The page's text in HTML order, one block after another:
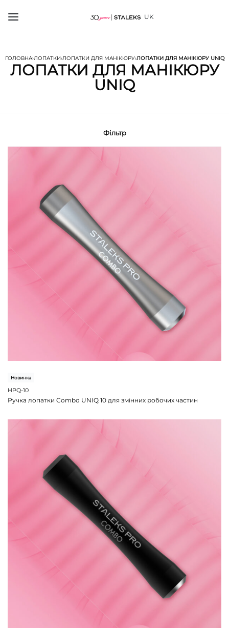
UK
ГОЛОВНА›ЛОПАТКИ›ЛОПАТКИ ДЛЯ МАНІКЮРУ›ЛОПАТКИ ДЛЯ МАНІКЮРУ UNIQ
ЛОПАТКИ ДЛЯ МАНІКЮРУ
UNIQ
Фільтр
Новинка
HPQ-10
Ручка лопатки Combo UNIQ 10 для змінних робочих частин